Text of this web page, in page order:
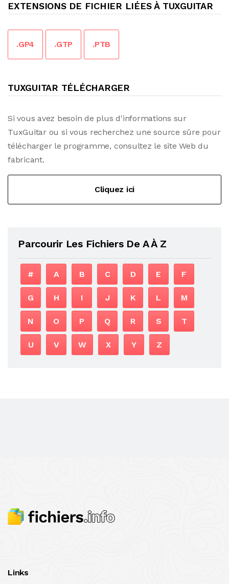
EXTENSIONS DE FICHIER LIÉES À TUXGUITAR
.GP4 .GTP .PTB
TUXGUITAR TÉLÉCHARGER
Si vous avez besoin de plus d'informations sur
TuxGuitar ou si vous recherchez une source sûre pour
télécharger le programme, consultez le site Web du
fabricant.
Cliquez ici
Parcourir Les Fichiers De A À Z
# A B C D E F
G H I J K L M
N O P Q R S T
U V W X Y Z
Links